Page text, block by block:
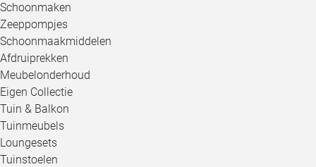
Schoonmaken
Zeeppompjes
Schoonmaakmiddelen
Afdruiprekken
Meubelonderhoud
Eigen Collectie
Tuin & Balkon
Tuinmeubels
Loungesets
Tuinstoelen